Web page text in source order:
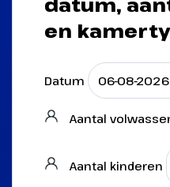
en
Datum
Aantal
Aantal kinderen